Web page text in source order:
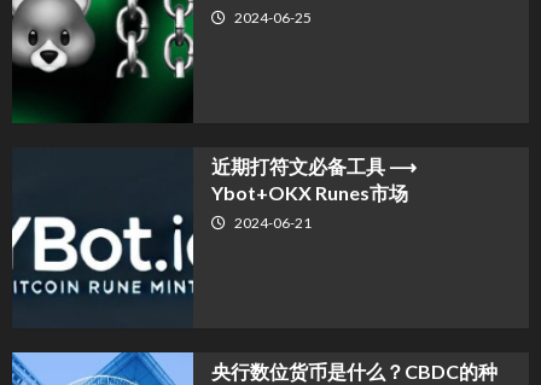
2024-06-25
近期打符文必备工具 ⟶
Ybot+OKX Runes市场
2024-06-21
央行数位货币是什么？CBDC的种